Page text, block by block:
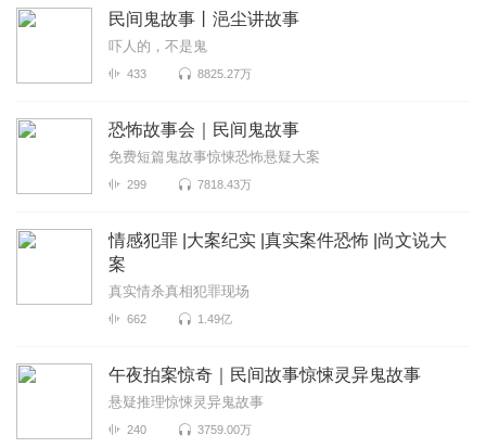
民间鬼故事丨浥尘讲故事
吓人的，不是鬼
433 8825.27万
恐怖故事会｜民间鬼故事
免费短篇鬼故事惊悚恐怖悬疑大案
299 7818.43万
情感犯罪 |大案纪实 |真实案件恐怖 |尚文说大
案
真实情杀真相犯罪现场
662 1.49亿
午夜拍案惊奇｜民间故事惊悚灵异鬼故事
悬疑推理惊悚灵异鬼故事
240 3759.00万